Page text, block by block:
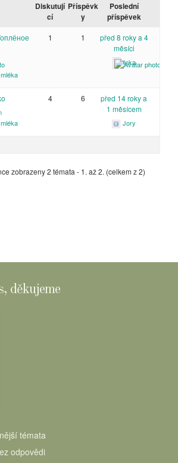
Diskutují
cí
Příspěvk
y
Poslední
příspěvek
1 1
před 8 roky a 4
měsíci
Inka
4 6
před 14 roky a
1 měsícem
Jory
zobrazeny 2 témata - 1. až 2. (celkem z 2)
děkujeme
témata
odpovědi